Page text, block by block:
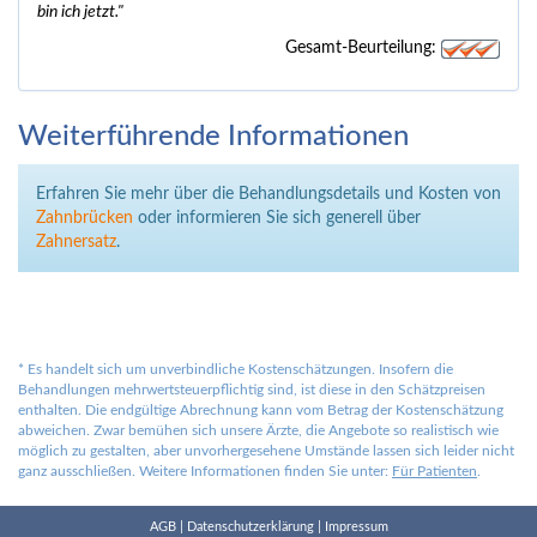
bin ich jetzt."
Gesamt-Beurteilung:
Weiterführende Informationen
Erfahren Sie mehr über die Behandlungsdetails und Kosten von
Zahnbrücken oder informieren Sie sich generell über
Zahnersatz.
* Es handelt sich um unverbindliche Kostenschätzungen. Insofern die
Behandlungen mehrwertsteuerpflichtig sind, ist diese in den Schätzpreisen
enthalten. Die endgültige Abrechnung kann vom Betrag der Kostenschätzung
abweichen. Zwar bemühen sich unsere Ärzte, die Angebote so realistisch wie
möglich zu gestalten, aber unvorhergesehene Umstände lassen sich leider nicht
ganz ausschließen. Weitere Informationen finden Sie unter: Für Patienten
AGB| Datenschutzerklärung| Impressum